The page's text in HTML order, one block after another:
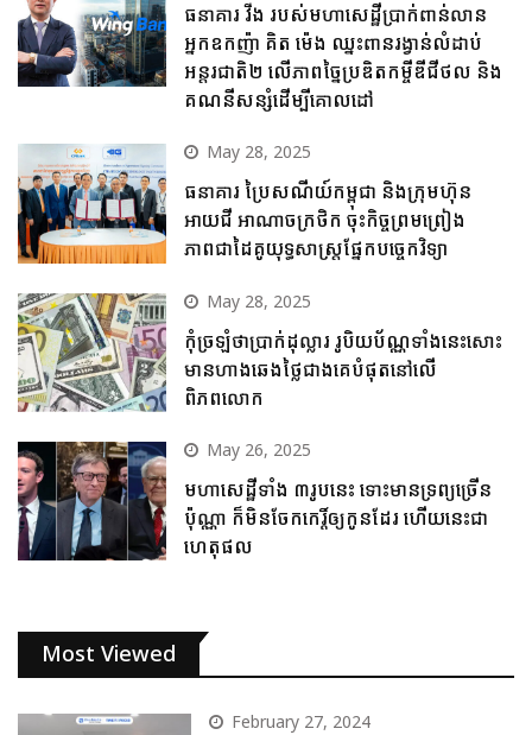
ធនាគារ វីង របស់មហាសេដ្ឋីប្រាក់ពាន់លាន
អ្នកឧកញ៉ា គិត ម៉េង ឈ្នះពានរង្វាន់លំដាប់
អន្តរជាតិ២ លើភាពច្នៃប្រឌិតកម្ចីឌីជីថល និង
គណនីសន្សំដើម្បីគោលដៅ
May 28, 2025
ធនាគារ ប្រៃសណីយ៍កម្ពុជា និងក្រុមហ៊ុន
អាយជី អាណាចក្រថិក ចុះកិច្ចព្រមព្រៀង
ភាពជាដៃគូយុទ្ធសាស្ត្រផ្នែកបច្ចេកវិទ្យា
May 28, 2025
កុំច្រឡំថាប្រាក់ដុល្លារ រូបិយប័ណ្ណទាំងនេះសោះ
មានហាងឆេងថ្លៃជាងគេបំផុតនៅលើ
ពិភពលោក
May 26, 2025
មហាសេដ្ឋីទាំង ៣រូបនេះ ទោះមានទ្រព្យច្រើន
ប៉ុណ្ណា ក៏មិនចែកកេរ្តិ៍ឲ្យកូនដែរ ហើយនេះជា
ហេតុផល
Most Viewed
February 27, 2024